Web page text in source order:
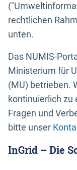
rechtlichen
unten.
Das NUMIS-
Ministerium für
(MU) betrieben.
kontinuierlich zu
Fragen und
bitte unser
InGrid – Die